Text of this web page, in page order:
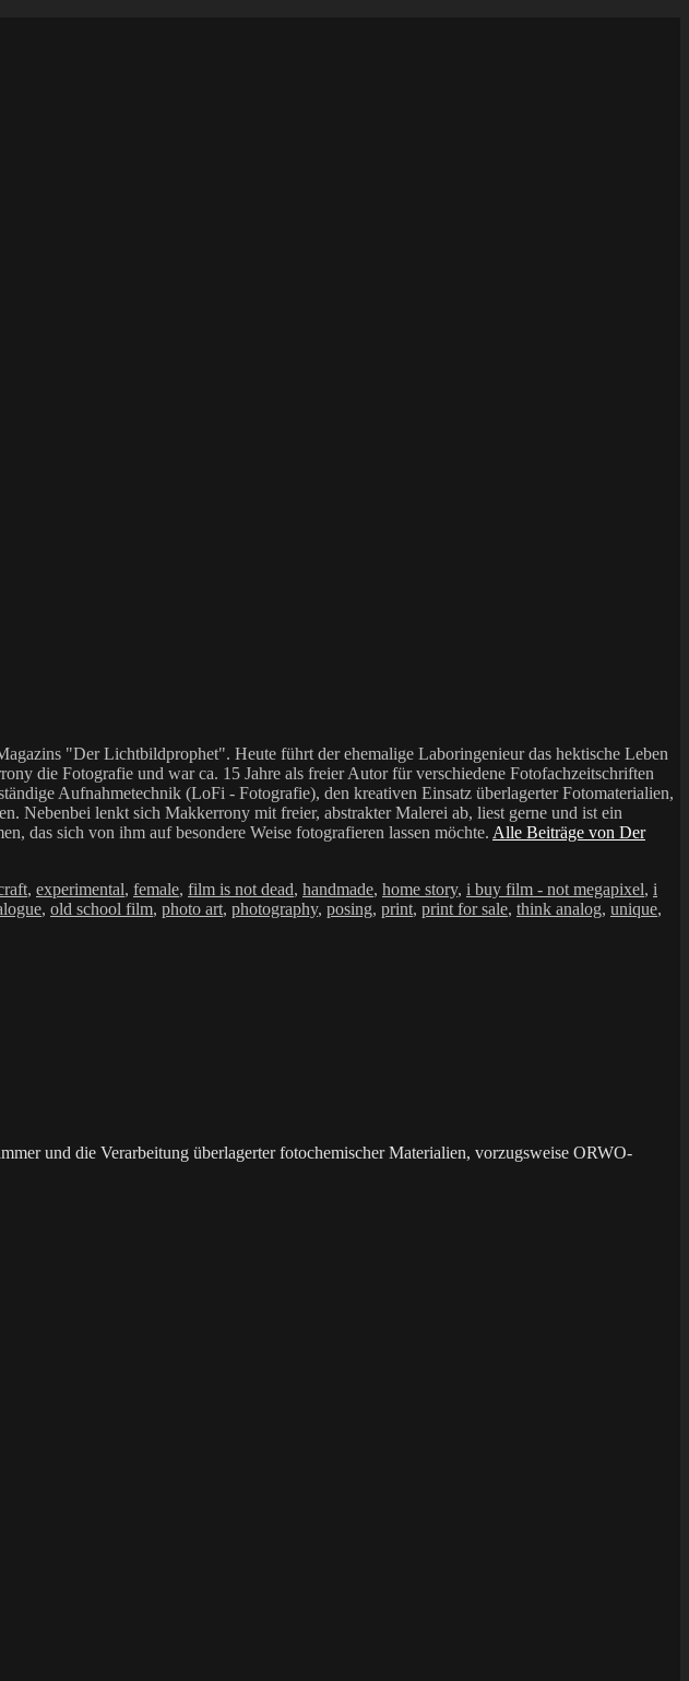
"Der Lichtbildprophet". Heute führt der ehemalige Laboringenieur das hektische Leben
die Fotografie und war ca. 15 Jahre als freier Autor für verschiedene Fotofachzeitschriften
Aufnahmetechnik (LoFi - Fotografie), den kreativen Einsatz überlagerter Fotomaterialien,
Nebenbei lenkt sich Makkerrony mit freier, abstrakter Malerei ab, liest gerne und ist ein
das sich von ihm auf besondere Weise fotografieren lassen möchte. Alle Beiträge von Der
, experimental, female, film is not dead, handmade, home story, i buy film - not megapixel, i
, old school film, photo art, photography, posing, print, print for sale, think analog, unique,
und die Verarbeitung überlagerter fotochemischer Materialien, vorzugsweise ORWO-